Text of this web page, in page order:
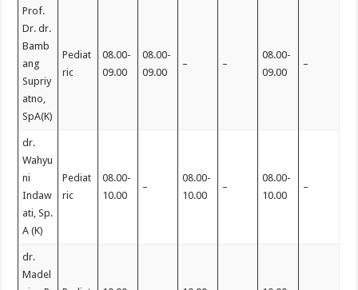
Prof.
Dr. dr.
Bamb
ang
Supriy
atno,
SpA(K)
Pediat
ric
08.00-
09.00
08.00-
09.00
– –
08.00-
09.00
–
dr.
Wahyu
ni
Indaw
ati, Sp.
A (K)
Pediat
ric
08.00-
10.00
–
08.00-
10.00
–
08.00-
10.00
–
dr.
Madel